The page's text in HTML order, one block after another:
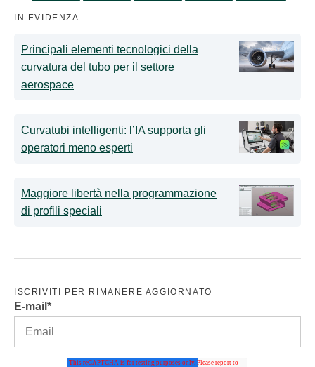
IN EVIDENZA
Principali elementi tecnologici della
curvatura del tubo per il settore
aerospace
Curvatubi intelligenti: l’IA supporta gli
operatori meno esperti
Maggiore libertà nella programmazione
di profili speciali
ISCRIVITI PER RIMANERE AGGIORNATO
E-mail *